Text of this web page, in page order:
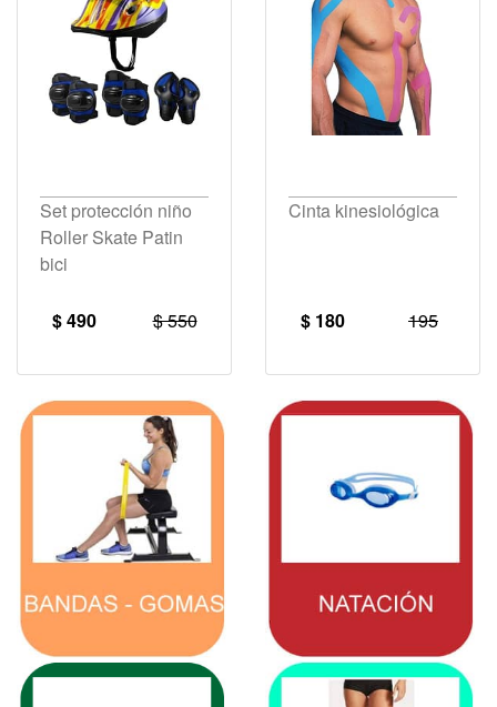
Set protección niño
Roller Skate Patin
bici
$ 490 $ 550
Cinta kinesiológica
$ 180 195